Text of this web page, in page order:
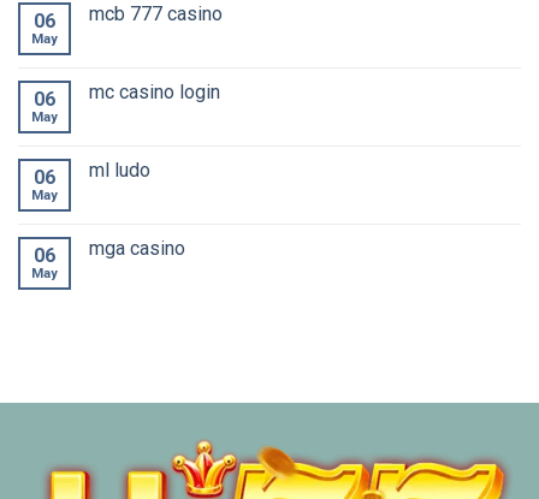
06
May
mcb 777 casino
06
May
mc casino login
06
May
ml ludo
06
May
mga casino